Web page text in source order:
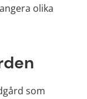
olika
som